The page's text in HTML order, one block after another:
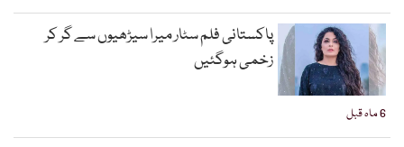
6 ماہ قبل
پاکستانی فلم سٹار میرا سیڑھیوں سے گر کر
زخمی ہوگئیں